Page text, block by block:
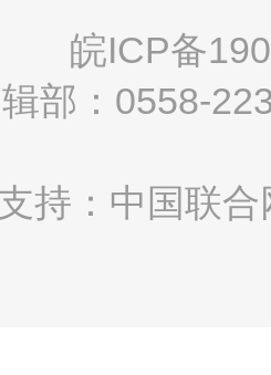
皖ICP备
部：0558-
持：中国联